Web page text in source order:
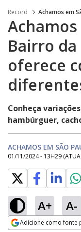
Record Achamos em
Achamos
Bairro
oferece
Conheça
hambúrguer,
ACHAMOS EM SÃO
01/11/2024 - 13H29
A+ A-
Adicione como fonte
Ativar
Loaded
19.21%